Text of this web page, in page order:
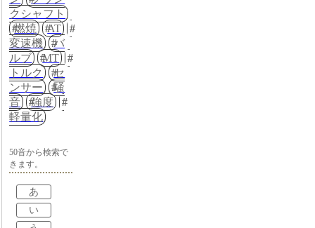
クシャフト
燃焼
AT
変速機
バ
ルブ
MT
トルク
セ
ンサー
騒
音
強度
軽量化
50音から検索で
きます。
あ
い